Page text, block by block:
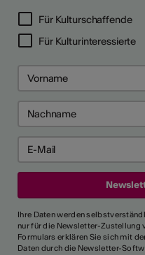
Für Kulturschaffende
Für Kulturinteressierte
Ihre Daten werden
nur für die Newsletter-Zustellung
Formulars erklären Sie sich mit
Daten durch die Newsletter-